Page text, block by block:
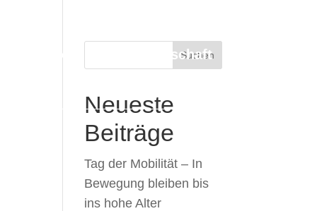
Mitgliedschaft
Suchen
Neueste
Beiträge
Tag der Mobilität – In
Bewegung bleiben bis
ins hohe Alter